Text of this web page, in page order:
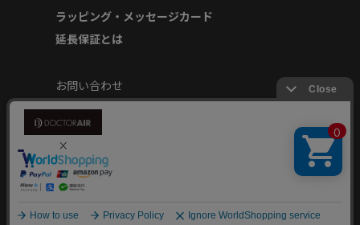
ラッピング・メッセージカード
延長保証とは
お問い合わせ
個人情報の取り扱いについて
特定商取引に基づく表記
商品延長保証規約
安心してご使用いただくために
Copyright © Dream Factory Inc. All rights reserved.